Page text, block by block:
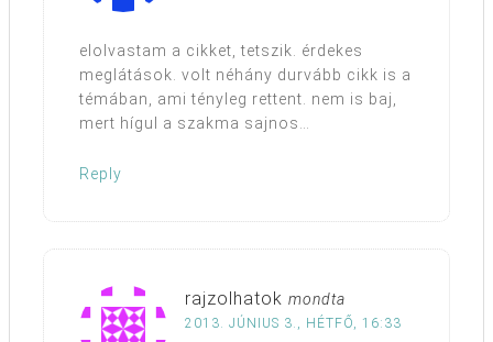
elolvastam a cikket, tetszik. érdekes
meglátások. volt néhány durvább cikk is a
témában, ami tényleg rettent. nem is baj,
mert hígul a szakma sajnos…
Reply
rajzolhatok mondta
2013. JÚNIUS 3., HÉTFŐ, 16:33